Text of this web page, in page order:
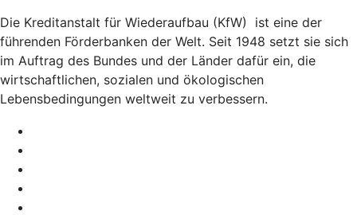
Die Kreditanstalt für Wiederaufbau (KfW) ist eine der
führenden Förderbanken der Welt. Seit 1948 setzt sie sich
im Auftrag des Bundes und der Länder dafür ein, die
wirtschaftlichen, sozialen und ökologischen
Lebensbedingungen weltweit zu verbessern.